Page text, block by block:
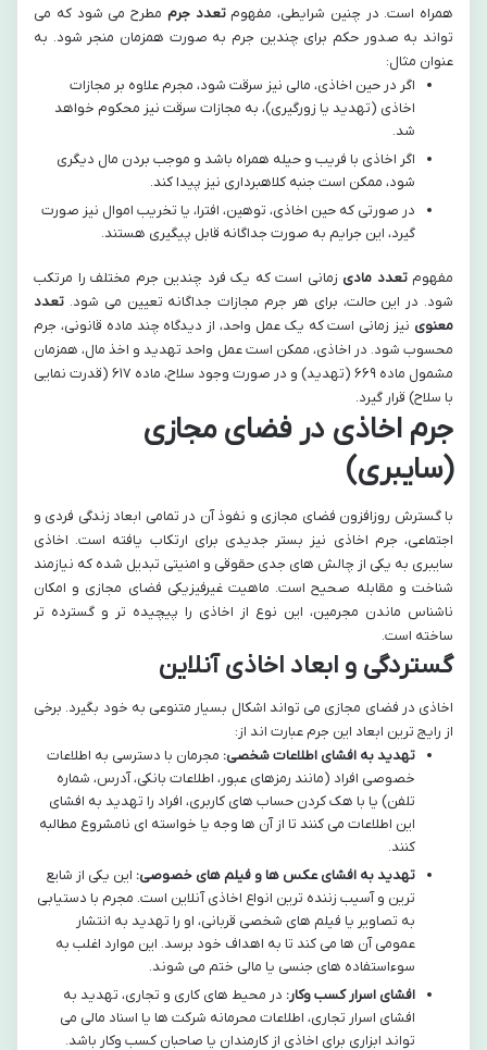
همراه است. در چنین شرایطی، مفهومتعدد جرم مطرح می شود که می
تواند به صدور حکم برای چندین جرم به صورت همزمان منجر شود. به
عنوان مثال:
اگر در حین اخاذی، مالی نیز سرقت شود، مجرم علاوه بر مجازات
اخاذی (تهدید یا زورگیری)، به مجازات سرقت نیز محکوم خواهد
شد.
اگر اخاذی با فریب و حیله همراه باشد و موجب بردن مال دیگری
شود، ممکن است جنبه کلاهبرداری نیز پیدا کند.
در صورتی که حین اخاذی، توهین، افترا، یا تخریب اموال نیز صورت
گیرد، این جرایم به صورت جداگانه قابل پیگیری هستند.
مفهومتعدد مادی زمانی است که یک فرد چندین جرم مختلف را مرتکب
شود. در این حالت، برای هر جرم مجازات جداگانه تعیین می شود. تعدد
معنوی نیز زمانی است که یک عمل واحد، از دیدگاه چند ماده قانونی، جرم
محسوب شود. در اخاذی، ممکن است عمل واحد تهدید و اخذ مال، همزمان
مشمول ماده ۶۶۹ (تهدید) و در صورت وجود سلاح، ماده ۶۱۷ (قدرت نمایی
با سلاح) قرار گیرد.
جرم اخاذی در فضای مجازی
(سایبری)
با گسترش روزافزون فضای مجازی و نفوذ آن در تمامی ابعاد زندگی فردی و
اجتماعی، جرم اخاذی نیز بستر جدیدی برای ارتکاب یافته است. اخاذی
سایبری به یکی از چالش های جدی حقوقی و امنیتی تبدیل شده که نیازمند
شناخت و مقابله صحیح است. ماهیت غیرفیزیکی فضای مجازی و امکان
ناشناس ماندن مجرمین، این نوع از اخاذی را پیچیده تر و گسترده تر
ساخته است.
گستردگی و ابعاد اخاذی آنلاین
اخاذی در فضای مجازی می تواند اشکال بسیار متنوعی به خود بگیرد. برخی
از رایج ترین ابعاد این جرم عبارت اند از:
تهدید به افشای اطلاعات شخصی: مجرمان با دسترسی به اطلاعات
خصوصی افراد (مانند رمزهای عبور، اطلاعات بانکی، آدرس، شماره
تلفن) یا با هک کردن حساب های کاربری، افراد را تهدید به افشای
این اطلاعات می کنند تا از آن ها وجه یا خواسته ای نامشروع مطالبه
کنند.
تهدید به افشای عکس ها و فیلم های خصوصی: این یکی از شایع
ترین و آسیب زننده ترین انواع اخاذی آنلاین است. مجرم با دستیابی
به تصاویر یا فیلم های شخصی قربانی، او را تهدید به انتشار
عمومی آن ها می کند تا به اهداف خود برسد. این موارد اغلب به
سوءاستفاده های جنسی یا مالی ختم می شوند.
افشای اسرار کسب وکار: در محیط های کاری و تجاری، تهدید به
افشای اسرار تجاری، اطلاعات محرمانه شرکت ها یا اسناد مالی می
تواند ابزاری برای اخاذی از کارمندان یا صاحبان کسب وکار باشد.